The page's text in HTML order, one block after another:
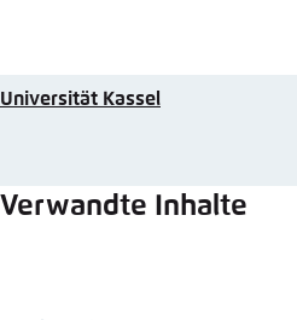
Universität Kassel
Verwandte Inhalte